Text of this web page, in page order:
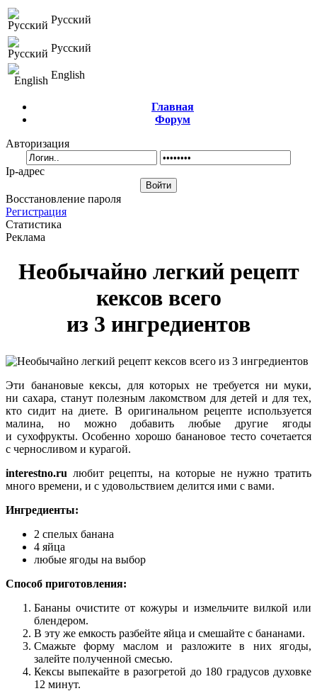
Русский
Русский
English
Главная
Форум
Авторизация
Ip-адрес
Восстановление пароля
Регистрация
Статистика
Реклама
Необычайно легкий рецепт
кексов всего
из 3 ингредиентов
Эти банановые кексы, для которых не требуется ни муки,
ни сахара, станут полезным лакомством для детей и для тех,
кто сидит на диете. В оригинальном рецепте используется
малина, но можно добавить любые другие ягоды
и сухофрукты. Особенно хорошо банановое тесто сочетается
с черносливом и курагой.
interestno.ru любит рецепты, на которые не нужно тратить
много времени, и с удовольствием делится ими с вами.
Ингредиенты:
2 спелых банана
4 яйца
любые ягоды на выбор
Способ приготовления:
Бананы очистите от кожуры и измельчите вилкой или
блендером.
В эту же емкость разбейте яйца и смешайте с бананами.
Смажьте форму маслом и разложите в них ягоды,
залейте полученной смесью.
Кексы выпекайте в разогретой до 180 градусов духовке
12 минут.